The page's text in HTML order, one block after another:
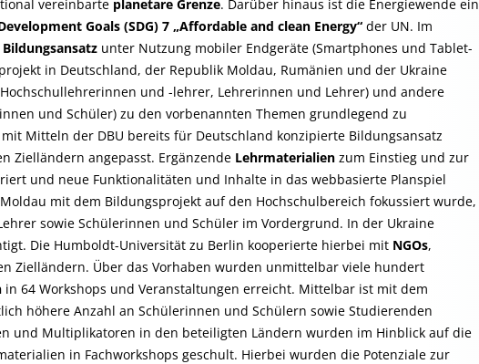
vereinbarte planetare Grenze. Darüber hinaus ist die Energiewende ein
Goals (SDG) 7 „Affordable and clean Energy“ der UN. Im
unter Nutzung mobiler Endgeräte (Smartphones und Tablet-
in Deutschland, der Republik Moldau, Rumänien und der Ukraine
und -lehrer, Lehrerinnen und Lehrer) und andere
und Schüler) zu den vorbenannten Themen grundlegend zu
Mitteln der DBU bereits für Deutschland konzipierte Bildungsansatz
Zielländern angepasst. Ergänzende Lehrmaterialien zum Einstieg und zur
und neue Funktionalitäten und Inhalte in das webbasierte Planspiel
mit dem Bildungsprojekt auf den Hochschulbereich fokussiert wurde,
sowie Schülerinnen und Schüler im Vordergrund. In der Ukraine
Die Humboldt-Universität zu Berlin kooperierte hierbei mit NGOs,
Zielländern. Über das Vorhaben wurden unmittelbar viele hundert
in 64 Workshops und Veranstaltungen erreicht. Mittelbar ist mit dem
höhere Anzahl an Schülerinnen und Schülern sowie Studierenden
und Multiplikatoren in den beteiligten Ländern wurden im Hinblick auf die
in Fachworkshops geschult. Hierbei wurden die Potenziale zur